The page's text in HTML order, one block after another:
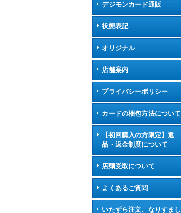
デジモンカード通販
状態表記
オリジナル
店舗案内
プライバシーポリシー
カードの梱包方法について
【初回購入の方限定】返
品・返金制度について
店頭受取について
よくあるご質問
いたずら注文、なりすまし